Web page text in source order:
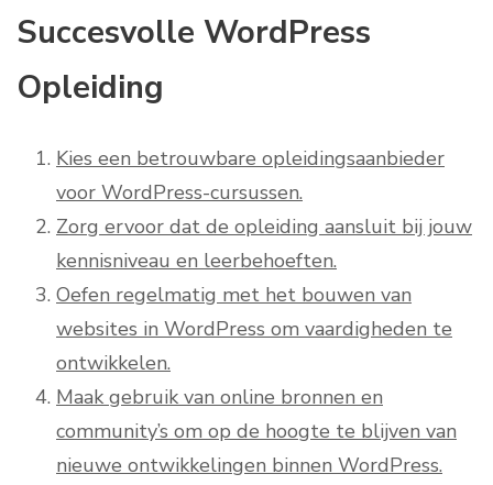
Succesvolle WordPress
Opleiding
Kies een betrouwbare opleidingsaanbieder
voor WordPress-cursussen.
Zorg ervoor dat de opleiding aansluit bij jouw
kennisniveau en leerbehoeften.
Oefen regelmatig met het bouwen van
websites in WordPress om vaardigheden te
ontwikkelen.
Maak gebruik van online bronnen en
community’s om op de hoogte te blijven van
nieuwe ontwikkelingen binnen WordPress.